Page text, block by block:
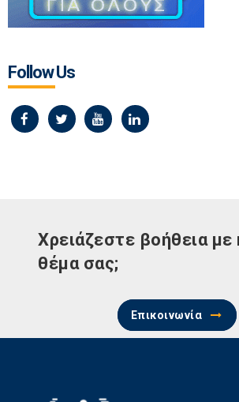
Follow Us
Χρειάζεστε βοήθεια με
θέμα σας;
Επικοινωνία